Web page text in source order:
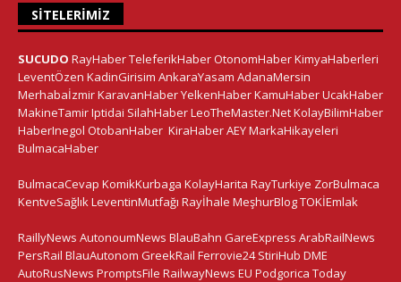
SITELERIMIZ
SUCUDO RayHaberTeleferikHaberOtonomHaberKimyaHaberleri
LeventÖzen KadinGirisim AnkaraYasam AdanaMersin
MerhabaİzmirKaravanHaberYelkenHaberKamuHaberUcakHaber
MakineTamirIptidai SilahHaberLeoTheMaster.NetKolayBilimHaber
HaberInegol OtobanHaber KiraHaberAEYMarkaHikayeleri
BulmacaHaber
BulmacaCevap KomikKurbaga KolayHarita RayTurkiye ZorBulmaca
KentveSağlıkLeventinMutfağı Rayİhale MeşhurBlogTOKİEmlak
RaillyNews AutonoumNews BlauBahn GareExpress ArabRailNews
PersRail BlauAutonom GreekRail Ferrovie24 StiriHub DME
AutoRusNews PromptsFile RailwayNews EU Podgorica Today